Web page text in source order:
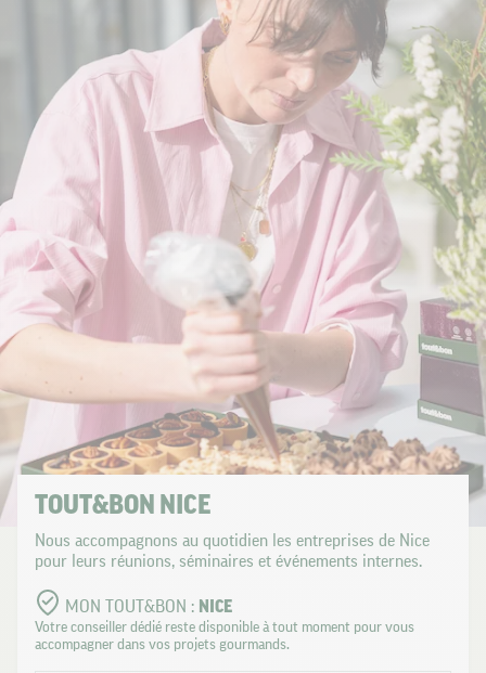
TOUT&BON NICE
Nous accompagnons au quotidien les entreprises de Nice
pour leurs réunions, séminaires et événements internes.
MON TOUT&BON : NICE
Votre conseiller dédié reste disponible à tout moment pour vous
accompagner dans vos projets gourmands.